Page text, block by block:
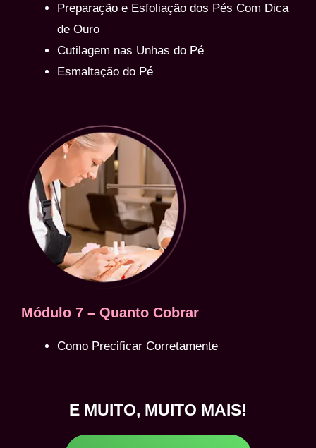
Preparação e Esfoliação dos Pés Com Dica
de Ouro
Cutilagem nas Unhas do Pé
Esmaltação do Pé
Módulo 7 – Quanto Cobrar
Como Precificar Corretamente
E MUITO, MUITO MAIS!